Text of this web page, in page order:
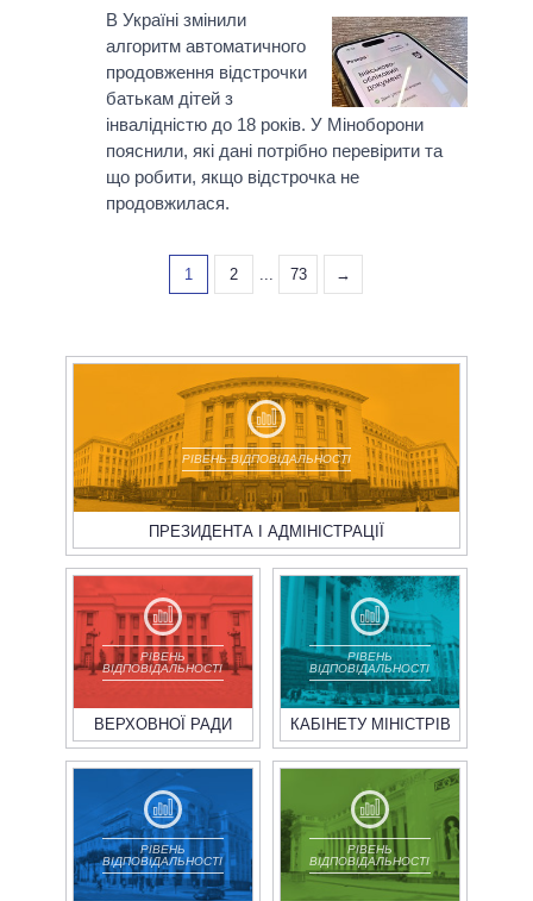
В Україні змінили
алгоритм автоматичного
продовження відстрочки
батькам дітей з
інвалідністю до 18 років. У Міноборони
пояснили, які дані потрібно перевірити та
що робити, якщо відстрочка не
продовжилася.
1 2 ... 73 →
РІВЕНЬ ВІДПОВІДАЛЬНОСТІ
ПРЕЗИДЕНТА І АДМІНІСТРАЦІЇ
РІВЕНЬ
ВІДПОВІДАЛЬНОСТІ
ВЕРХОВНОЇ РАДИ
РІВЕНЬ
ВІДПОВІДАЛЬНОСТІ
КАБІНЕТУ МІНІСТРІВ
РІВЕНЬ
ВІДПОВІДАЛЬНОСТІ
РІВЕНЬ
ВІДПОВІДАЛЬНОСТІ